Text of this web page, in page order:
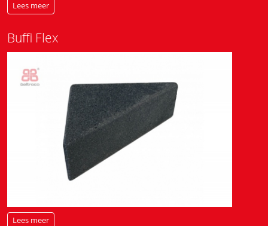
Lees meer
Buffi Flex
Lees meer